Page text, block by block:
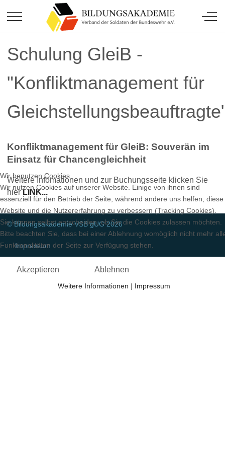
Mobile Menu Toggle Off-
Soldatinnen und Soldaten.
Schulung GleiB -
"Konfliktmanagement für
Konfliktmanagement für GleiB: Souverän im
Einsatz für Chancengleichheit
Weitere Infomationen und zur Buchungsseite klicken Sie
hierLINK...
© Bildungsakademie VSB gUG 2026
Impressum
Wir benutzen Cookies
Wir nutzen Cookies auf unserer Website. Einige von ihnen sind
essenziell für den Betrieb der Seite, während andere uns helfen, diese
Website und die Nutzererfahrung zu verbessern (Tracking Cookies).
Sie können selbst entscheiden, ob Sie die Cookies zulassen möchten.
Bitte beachten Sie, dass bei einer Ablehnung womöglich nicht mehr
Funktionalitäten der Seite zur Verfügung stehen.
Akzeptieren Ablehnen
Weitere Informationen | Impressum